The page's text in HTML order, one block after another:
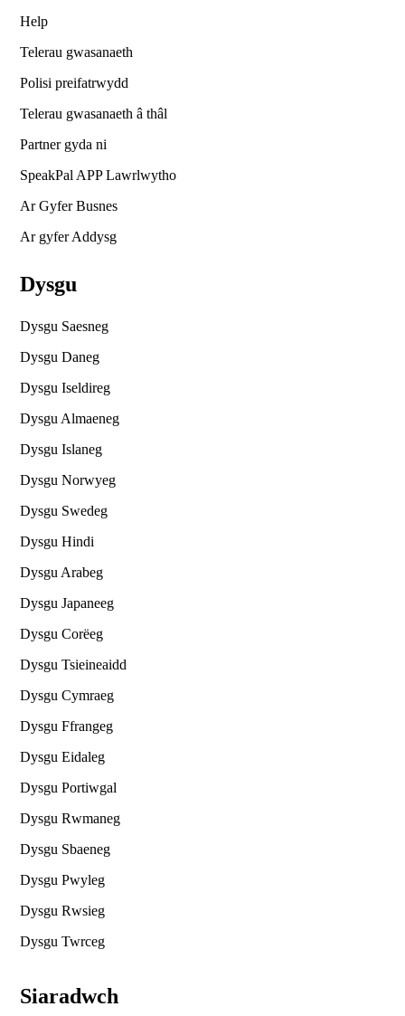
Help
Telerau gwasanaeth
Polisi preifatrwydd
Telerau gwasanaeth â thâl
Partner gyda ni
SpeakPal APP Lawrlwytho
Ar Gyfer Busnes
Ar gyfer Addysg
Dysgu
Dysgu Saesneg
Dysgu Daneg
Dysgu Iseldireg
Dysgu Almaeneg
Dysgu Islaneg
Dysgu Norwyeg
Dysgu Swedeg
Dysgu Hindi
Dysgu Arabeg
Dysgu Japaneeg
Dysgu Corëeg
Dysgu Tsieineaidd
Dysgu Cymraeg
Dysgu Ffrangeg
Dysgu Eidaleg
Dysgu Portiwgal
Dysgu Rwmaneg
Dysgu Sbaeneg
Dysgu Pwyleg
Dysgu Rwsieg
Dysgu Twrceg
Siaradwch